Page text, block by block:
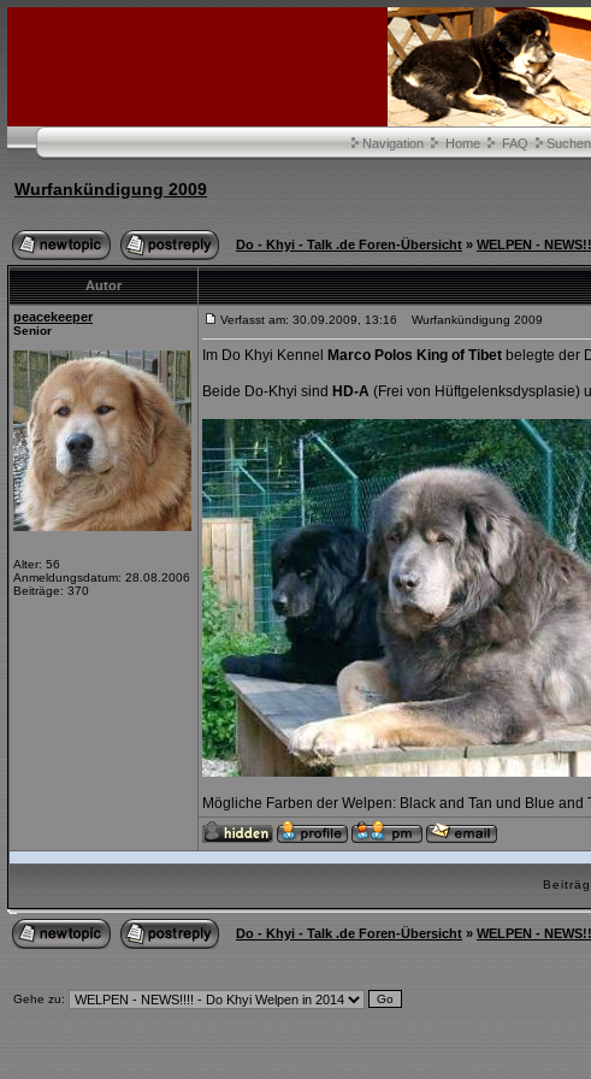
Navigation Home FAQ Suchen
Wurfankündigung 2009
Do - Khyi - Talk .de Foren-Übersicht » WELPEN -
Autor
peacekeeper
Senior
Alter: 56
Anmeldungsdatum: 28.08.2006
Beiträge: 370
Verfasst am: 30.09.2009, 13:16 Wurfankündigung 2009
Im Do Khyi Kennel Marco Polos King of Tibet belegte der
Beide Do-Khyi sind HD-A (Frei von Hüftgelenksdysplasie)
Mögliche Farben der Welpen: Black and Tan und Blue and
Do - Khyi - Talk .de Foren-Übersicht » WELPEN -
Gehe zu: